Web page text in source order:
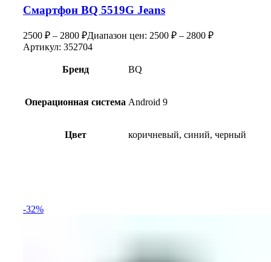
Смартфон BQ 5519G Jeans
2500 ₽ – 2800 ₽Диапазон цен: 2500 ₽ – 2800 ₽
Артикул: 352704
Бренд BQ
Операционная система Android 9
Цвет коричневый, синий, черный
-32%